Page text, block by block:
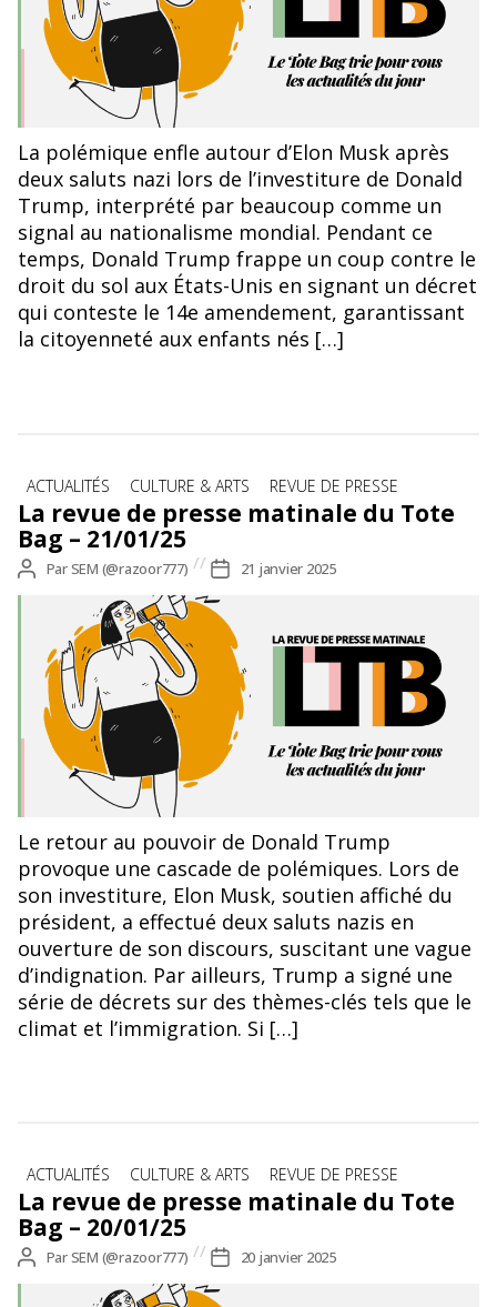
La polémique enfle autour d’Elon Musk après
deux saluts nazi lors de l’investiture de Donald
Trump, interprété par beaucoup comme un
signal au nationalisme mondial. Pendant ce
temps, Donald Trump frappe un coup contre le
droit du sol aux États-Unis en signant un décret
qui conteste le 14e amendement, garantissant
la citoyenneté aux enfants nés […]
Catégories
ACTUALITÉS CULTURE & ARTS REVUE DE PRESSE
La revue de presse matinale du Tote
Bag – 21/01/25
Auteur
ParSEM (@razoor777)
Date
l’article
21 janvier 2025
Le retour au pouvoir de Donald Trump
provoque une cascade de polémiques. Lors de
son investiture, Elon Musk, soutien affiché du
président, a effectué deux saluts nazis en
ouverture de son discours, suscitant une vague
d’indignation. Par ailleurs, Trump a signé une
série de décrets sur des thèmes-clés tels que le
climat et l’immigration. Si […]
Catégories
ACTUALITÉS CULTURE & ARTS REVUE DE PRESSE
La revue de presse matinale du Tote
Bag – 20/01/25
Auteur
ParSEM (@razoor777)
Date20 janvier 2025